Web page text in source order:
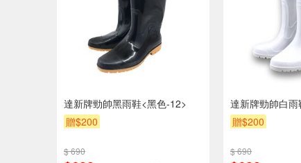
達新牌勁帥黑雨鞋<黑色-12>
贈$200
$ 690
達新牌勁帥白
贈$200
$ 690